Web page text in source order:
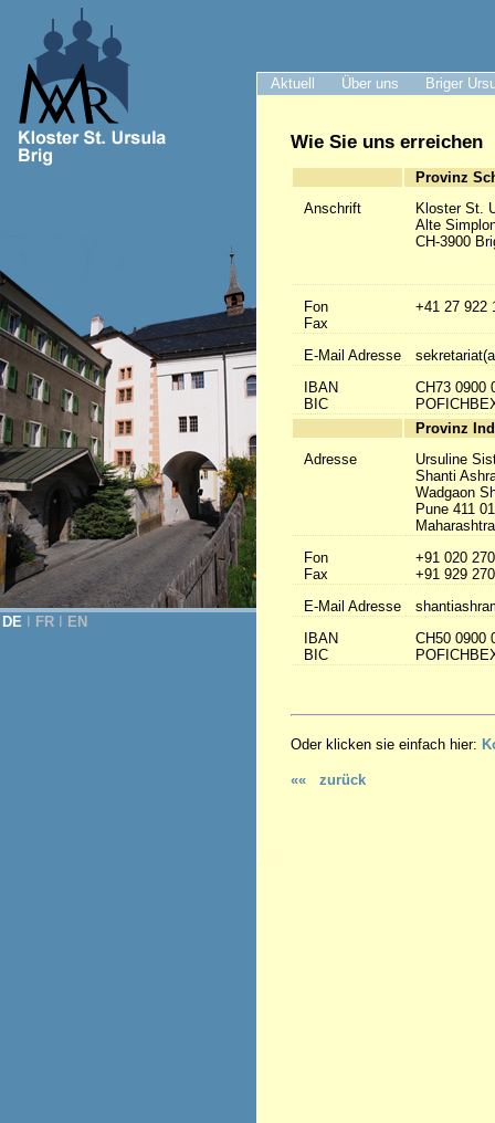
Aktuell Über uns Briger
DE FR EN
Wie Sie uns erreichen
Provinz
Anschrift
Kloster St.
Alte
CH-3900
Fon
Fax
+41 27 922
E-Mail Adresse
IBAN
BIC
CH73 0900
Provinz
Adresse
Ursuline
Shanti
Wadgaon
Pune 411
Fon
Fax
+91 020
+91 929
E-Mail Adresse
IBAN
BIC
CH50 0900
Oder klicken sie einfach hier:
«« zurück